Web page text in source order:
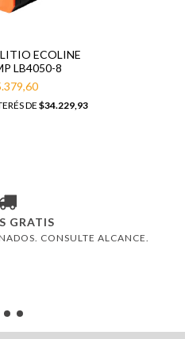
ECOLINE
LB4050-8
DE$34.229,93
GRATIS
CONSULTE ALCANCE.